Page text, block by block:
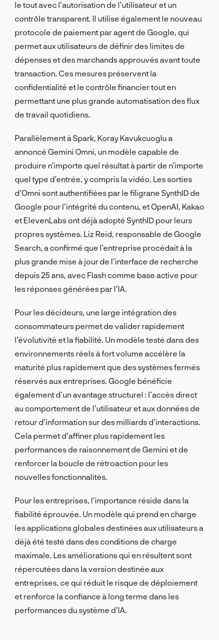
le tout avec l’autorisation de l’utilisateur et un
contrôle transparent. Il utilise également le nouveau
protocole de paiement par agent de Google, qui
permet aux utilisateurs de définir des limites de
dépenses et des marchands approuvés avant toute
transaction. Ces mesures préservent la
confidentialité et le contrôle financier tout en
permettant une plus grande automatisation des flux
de travail quotidiens.
Parallèlement à Spark, Koray Kavukcuoglu a
annoncé Gemini Omni, un modèle capable de
produire n’importe quel résultat à partir de n’importe
quel type d’entrée, y compris la vidéo. Les sorties
d’Omni sont authentifiées par le filigrane SynthID de
Google pour l’intégrité du contenu, et OpenAI, Kakao
et ElevenLabs ont déjà adopté SynthID pour leurs
propres systèmes. Liz Reid, responsable de Google
Search, a confirmé que l’entreprise procédait à la
plus grande mise à jour de l’interface de recherche
depuis 25 ans, avec Flash comme base active pour
les réponses générées par l’IA.
Pour les décideurs, une large intégration des
consommateurs permet de valider rapidement
l’évolutivité et la fiabilité. Un modèle testé dans des
environnements réels à fort volume accélère la
maturité plus rapidement que des systèmes fermés
réservés aux entreprises. Google bénéficie
également d’un avantage structurel : l’accès direct
au comportement de l’utilisateur et aux données de
retour d’information sur des milliards d’interactions.
Cela permet d’affiner plus rapidement les
performances de raisonnement de Gemini et de
renforcer la boucle de rétroaction pour les
nouvelles fonctionnalités.
Pour les entreprises, l’importance réside dans la
fiabilité éprouvée. Un modèle qui prend en charge
les applications globales destinées aux utilisateurs a
déjà été testé dans des conditions de charge
maximale. Les améliorations qui en résultent sont
répercutées dans la version destinée aux
entreprises, ce qui réduit le risque de déploiement
et renforce la confiance à long terme dans les
performances du système d’IA.